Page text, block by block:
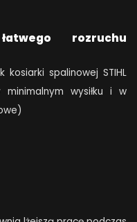
rozruchu
kosiarki spalinowej STIHL
minimalnym wysiłku i w